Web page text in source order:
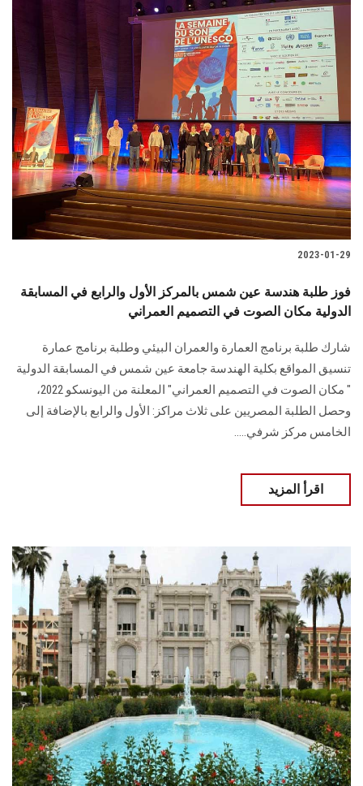
2023-01-29
فوز طلبة هندسة عين شمس بالمركز الأول والرابع في المسابقة
الدولية مكان الصوت في التصميم العمراني
شارك طلبة برنامج العمارة والعمران البيئي وطلبة برنامج عمارة
تنسيق المواقع بكلية الهندسة جامعة عين شمس في المسابقة الدولية
" مكان الصوت في التصميم العمراني" المعلنة من اليونسكو 2022،
وحصل الطلبة المصريين على ثلاث مراكز: الأول والرابع بالإضافة إلى
الخامس مركز شرفي.....
اقرأ المزيد